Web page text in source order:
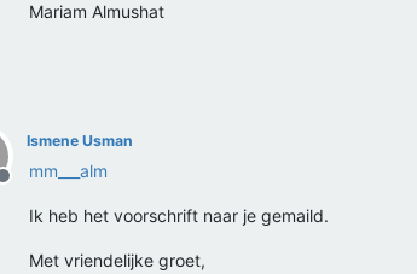
Mariam Almushat
Offline
Ismene Usman
mm___alm
Ik heb het voorschrift naar je gemaild.
Met vriendelijke groet,